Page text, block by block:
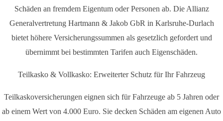
Schäden an fremdem Eigentum oder Personen ab. Die Allianz
Generalvertretung Hartmann & Jakob GbR in Karlsruhe-Durlach
bietet höhere Versicherungssummen als gesetzlich gefordert und
übernimmt bei bestimmten Tarifen auch Eigenschäden.
Teilkasko & Vollkasko: Erweiterter Schutz für Ihr Fahrzeug
Teilkaskoversicherungen eignen sich für Fahrzeuge ab 5 Jahren oder
ab einem Wert von 4.000 Euro. Sie decken Schäden am eigenen Auto